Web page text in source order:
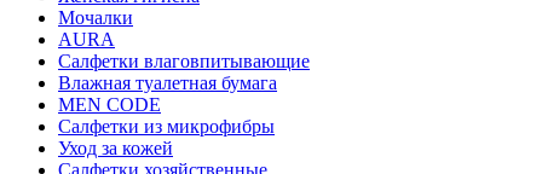
Мочалки
AURA
Салфетки влаговпитывающие
Влажная туалетная бумага
MEN CODE
Салфетки из микрофибры
Уход за кожей
Салфетки хозяйственные